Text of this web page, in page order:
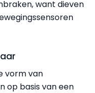
want dieven
vorm van
op basis van een